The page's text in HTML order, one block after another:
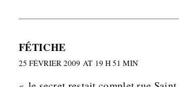
FÉTICHE
25 FÉVRIER 2009 AT 19 H 51 MIN